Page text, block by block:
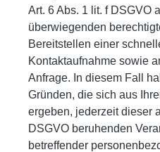
Art. 6 Abs. 1 lit. f DSGVO
überwiegenden
Bereitstellen einer
Kontaktaufnahme sowie
Anfrage. In diesem Fall
Gründen, die sich aus
ergeben, jederzeit dieser
DSGVO beruhenden
betreffender